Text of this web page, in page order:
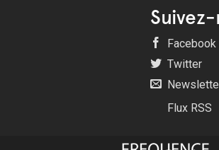
Facebook
Twitter
Flux RSS